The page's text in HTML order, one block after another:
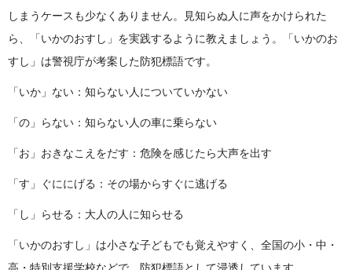
しまうケースも少なくありません。見知らぬ人に声をかけられた
ら、「いかのおすし」を実践するように教えましょう。「いかのお
すし」は警視庁が考案した防犯標語です。
「いか」ない：知らない人についていかない
「の」らない：知らない人の車に乗らない
「お」おきなこえをだす：危険を感じたら大声を出す
「す」ぐににげる：その場からすぐに逃げる
「し」らせる：大人の人に知らせる
「いかのおすし」は小さな子どもでも覚えやすく、全国の小・中・
高・特別支援学校などで、防犯標語として浸透しています。